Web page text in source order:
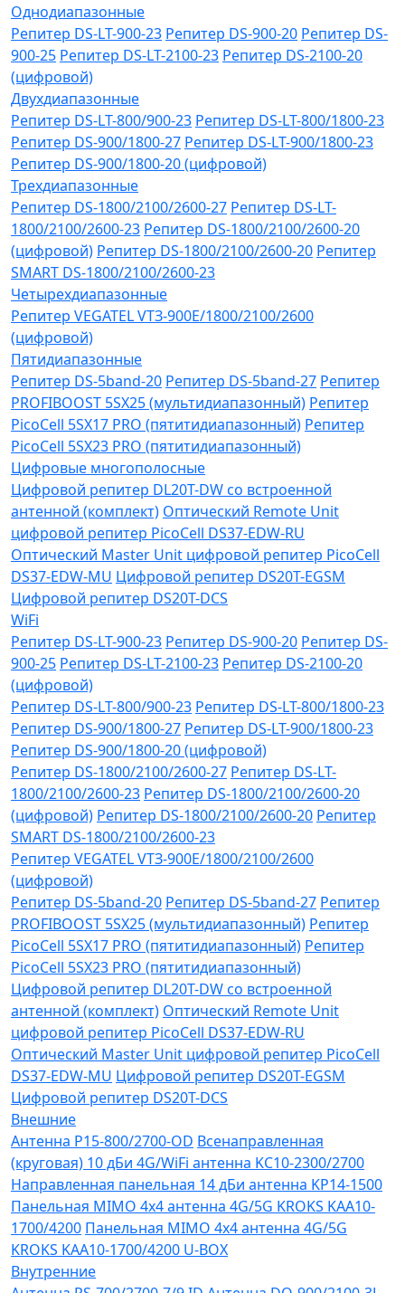
Однодиапазонные
Репитер DS-LT-900-23 Репитер DS-900-20 Репитер DS-
900-25 Репитер DS-LT-2100-23 Репитер DS-2100-20
(цифровой)
Двухдиапазонные
Репитер DS-LT-800/900-23 Репитер DS-LT-800/1800-23
Репитер DS-900/1800-27 Репитер DS-LT-900/1800-23
Репитер DS-900/1800-20 (цифровой)
Трехдиапазонные
Репитер DS-1800/2100/2600-27 Репитер DS-LT-
1800/2100/2600-23 Репитер DS-1800/2100/2600-20
(цифровой) Репитер DS-1800/2100/2600-20 Репитер
SMART DS-1800/2100/2600-23
Четырехдиапазонные
Репитер VЕGATEL VТЗ-900Е/1800/2100/2600
(цифровой)
Пятидиапазонные
Репитер DS-5band-20 Репитер DS-5band-27 Репитер
PROFIBOOST 5SX25 (мультидиапазонный) Репитер
PicoCell 5SX17 PRO (пятитидиапазонный) Репитер
PicoCell 5SX23 PRO (пятитидиапазонный)
Цифровые многополосные
Цифровой репитер DL20T-DW со встроенной
антенной (комплект) Оптический Remote Unit
цифровой репитер PicoCell DS37-EDW-RU
Оптический Master Unit цифровой репитер PicoCell
DS37-EDW-MU Цифровой репитер DS20T-EGSM
Цифровой репитер DS20T-DCS
WiFi
Репитер DS-LT-900-23 Репитер DS-900-20 Репитер DS-
900-25 Репитер DS-LT-2100-23 Репитер DS-2100-20
(цифровой)
Репитер DS-LT-800/900-23 Репитер DS-LT-800/1800-23
Репитер DS-900/1800-27 Репитер DS-LT-900/1800-23
Репитер DS-900/1800-20 (цифровой)
Репитер DS-1800/2100/2600-27 Репитер DS-LT-
1800/2100/2600-23 Репитер DS-1800/2100/2600-20
(цифровой) Репитер DS-1800/2100/2600-20 Репитер
SMART DS-1800/2100/2600-23
Репитер VЕGATEL VТЗ-900Е/1800/2100/2600
(цифровой)
Репитер DS-5band-20 Репитер DS-5band-27 Репитер
PROFIBOOST 5SX25 (мультидиапазонный) Репитер
PicoCell 5SX17 PRO (пятитидиапазонный) Репитер
PicoCell 5SX23 PRO (пятитидиапазонный)
Цифровой репитер DL20T-DW со встроенной
антенной (комплект) Оптический Remote Unit
цифровой репитер PicoCell DS37-EDW-RU
Оптический Master Unit цифровой репитер PicoCell
DS37-EDW-MU Цифровой репитер DS20T-EGSM
Цифровой репитер DS20T-DCS
Внешние
Антенна P15-800/2700-OD Всенаправленная
(круговая) 10 дБи 4G/WiFi антенна KC10-2300/2700
Направленная панельная 14 дБи антенна KP14-1500
Панельная MIMO 4x4 антенна 4G/5G KROKS KAA10-
1700/4200 Панельная MIMO 4x4 антенна 4G/5G
KROKS KAA10-1700/4200 U-BOX
Внутренние